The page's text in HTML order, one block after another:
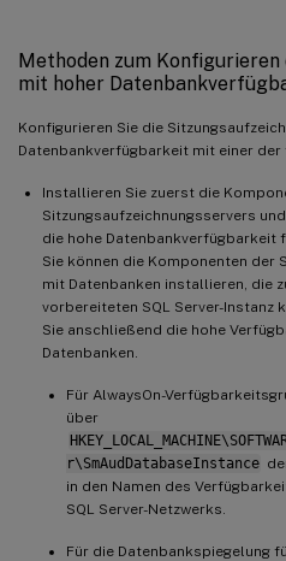
Methoden zum
mit hoher
Konfigurieren Sie die
Datenbankverfügbarkeit mit einer
Installieren Sie zuerst die
Sitzungsaufzeichnungsservers
die hohe Datenbankverfügbarkeit
Sie können die Komponenten der
mit Datenbanken installieren, die
vorbereiteten SQL Server-Instanz
Sie anschließend die hohe
Datenbanken.
Für AlwaysOn-
über
r\SmAudDatabaseInstance
in den Namen des
SQL Server-Netzwerks.
Für die Datenbankspiegelung